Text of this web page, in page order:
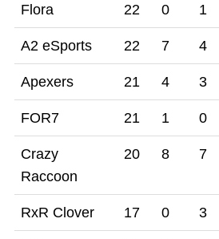
Flora 22 0 1
A2 eSports 22 7 4
Apexers 21 4 3
FOR7 21 1 0
Crazy
Raccoon
20 8 7
RxR Clover 17 0 3